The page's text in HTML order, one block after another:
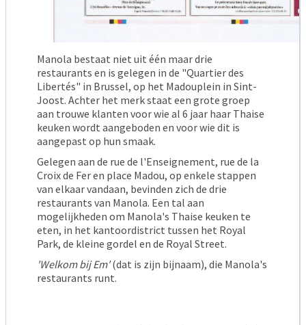
Manola bestaat niet uit één maar drie
restaurants en is gelegen in de "Quartier des
Libertés" in Brussel, op het Madouplein in Sint-
Joost. Achter het merk staat een grote groep
aan trouwe klanten voor wie al 6 jaar haar Thaise
keuken wordt aangeboden en voor wie dit is
aangepast op hun smaak.
Gelegen aan de rue de l'Enseignement, rue de la
Croix de Fer en place Madou, op enkele stappen
van elkaar vandaan, bevinden zich de drie
restaurants van Manola. Een tal aan
mogelijkheden om Manola's Thaise keuken te
eten, in het kantoordistrict tussen het Royal
Park, de kleine gordel en de Royal Street.
'Welkom bij Em'(dat is zijn bijnaam), die Manola's
restaurants runt.